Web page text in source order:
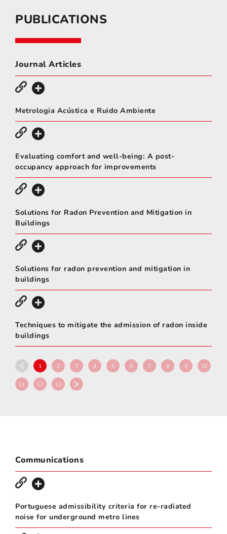
PUBLICATIONS
Journal Articles
Metrologia Acústica e Ruido Ambiente
Evaluating comfort and well-being: A post-
occupancy approach for improvements
Solutions for Radon Prevention and Mitigation in
Buildings
Solutions for radon prevention and mitigation in
buildings
Techniques to mitigate the admission of radon inside
buildings
1 2 3 4 5 6 7 8 9 10
11 12 13
Communications
Portuguese admissibility criteria for re-radiated
noise for underground metro lines